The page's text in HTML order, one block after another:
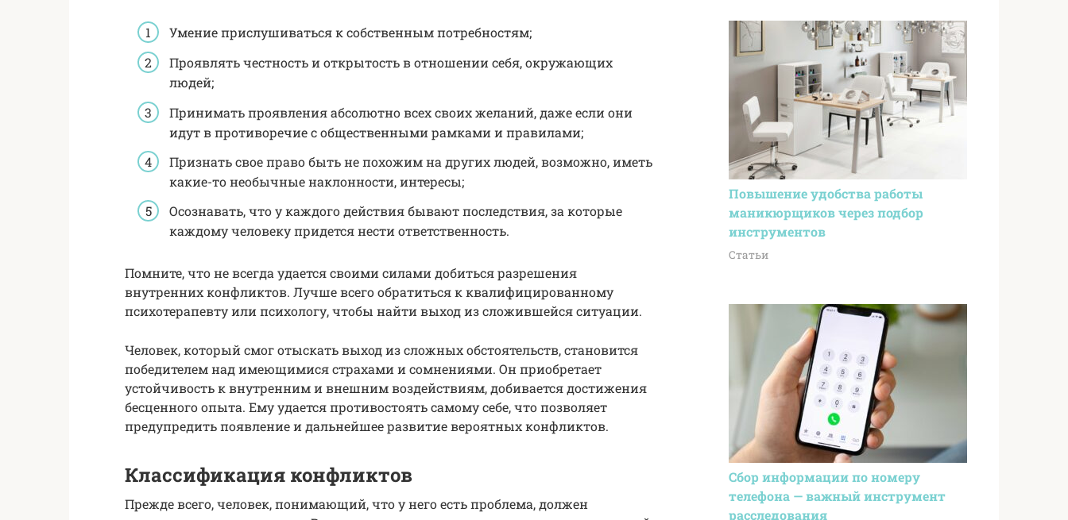
Умение прислушиваться к собственным потребностям;
Проявлять честность и открытость в отношении себя, окружающих
людей;
Принимать проявления абсолютно всех своих желаний, даже если они
идут в противоречие с общественными рамками и правилами;
Признать свое право быть не похожим на других людей, возможно, иметь
какие-то необычные наклонности, интересы;
Осознавать, что у каждого действия бывают последствия, за которые
каждому человеку придется нести ответственность.
Помните, что не всегда удается своими силами добиться разрешения
внутренних конфликтов. Лучше всего обратиться к квалифицированному
психотерапевту или психологу, чтобы найти выход из сложившейся ситуации.
Человек, который смог отыскать выход из сложных обстоятельств, становится
победителем над имеющимися страхами и сомнениями. Он приобретает
устойчивость к внутренним и внешним воздействиям, добивается достижения
бесценного опыта. Ему удается противостоять самому себе, что позволяет
предупредить появление и дальнейшее развитие вероятных конфликтов.
Классификация конфликтов
Прежде всего, человек, понимающий, что у него есть проблема, должен
Повышение удобства работы
маникюрщиков через подбор
инструментов
Статьи
Сбор информации по номеру
телефона — важный инструмент
расследования